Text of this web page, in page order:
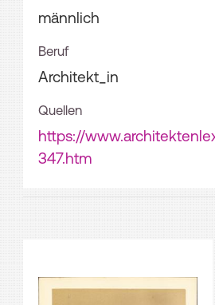
männlich
Beruf
Architekt_in
Quellen
https://
347.htm